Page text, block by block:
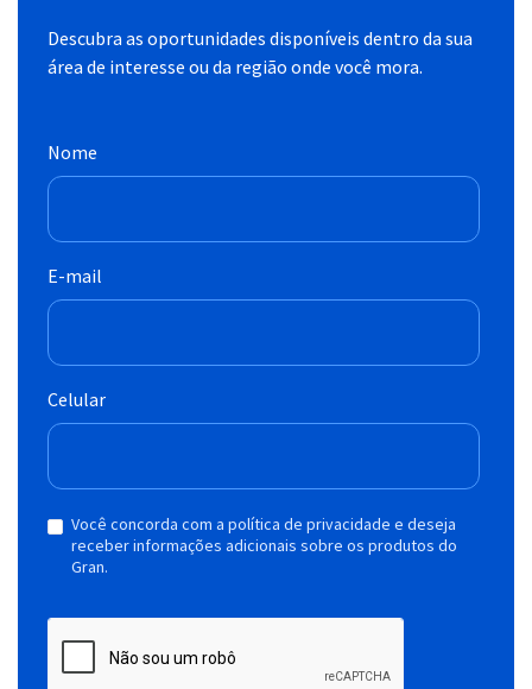
Descubra as oportunidades disponíveis dentro da sua
área de interesse ou da região onde você mora.
Nome
E-mail
Celular
Você concorda com a política de privacidade e deseja
receber informações adicionais sobre os produtos do
Gran.